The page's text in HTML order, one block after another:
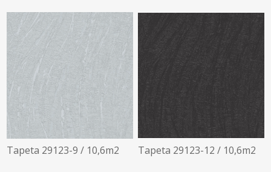
Tapeta 29123-9 / 10,6m2 Tapeta 29123-12 / 10,6m2